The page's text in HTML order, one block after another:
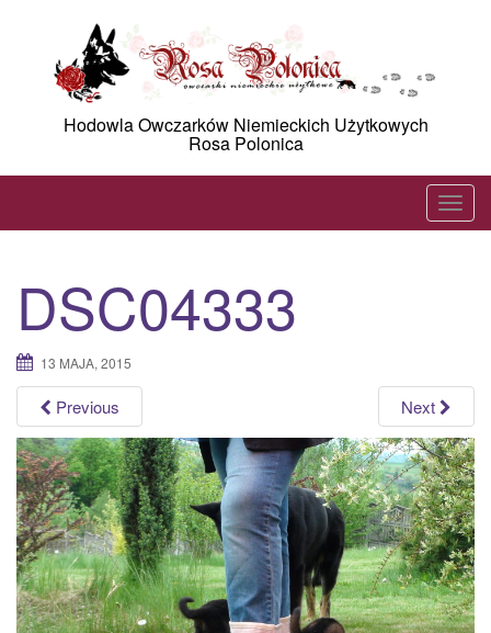
Hodowla Owczarków Niemieckich Użytkowych
Rosa Polonica
T
o
v
i
g
a
t
i
o
n
DSC04333
13 MAJA, 2015
Previous Next